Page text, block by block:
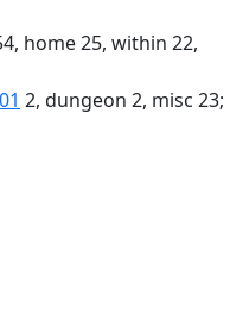
home 25, within 22,
01 2, dungeon 2, misc 23;